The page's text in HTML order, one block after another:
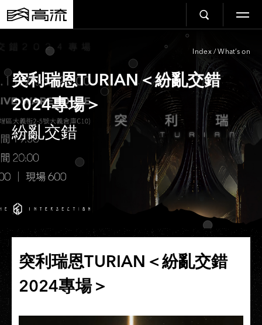
Index / What’s on
突利瑞恩TURIAN＜紛亂交錯
2024專場＞
紛亂交錯
突利瑞恩TURIAN＜紛亂交錯
2024專場＞